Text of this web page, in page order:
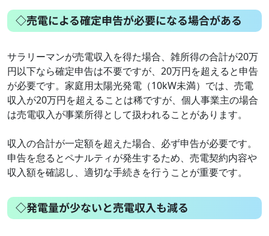
◇売電による確定申告が必要になる場合がある
サラリーマンが売電収入を得た場合、雑所得の合計が20万
円以下なら確定申告は不要ですが、20万円を超えると申告
が必要です。家庭用太陽光発電（10kW未満）では、売電
収入が20万円を超えることは稀ですが、個人事業主の場合
は売電収入が事業所得として扱われることがあります。
収入の合計が一定額を超えた場合、必ず申告が必要です。
申告を怠るとペナルティが発生するため、売電契約内容や
収入額を確認し、適切な手続きを行うことが重要です。
◇発電量が少ないと売電収入も減る